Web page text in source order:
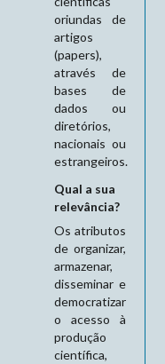
oriundas de
artigos
(papers),
através de
bases de
dados ou
diretórios,
nacionais ou
estrangeiros.
Qual a sua
relevância?
Os atributos
de organizar,
armazenar,
disseminar e
democratizar
o acesso à
produção
científica,